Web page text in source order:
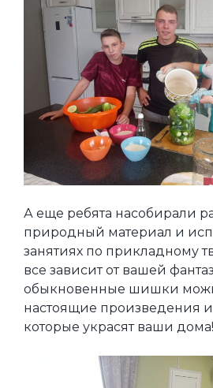
А еще ребята насобирали
природный материал и
занятиях по прикладному
все зависит от вашей
обыкновенные шишки
настоящие произведения
которые украсят ваши дома!